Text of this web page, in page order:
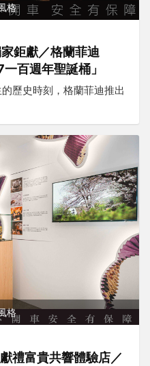
格
鉅獻／格蘭菲迪
百週年聖誕桶」
歷史時刻，格蘭菲迪推出
格
禮富貴共響體驗店／